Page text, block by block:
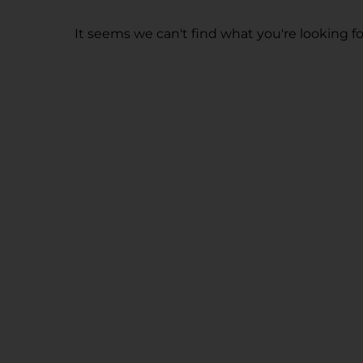
It seems we can't find what you're looking